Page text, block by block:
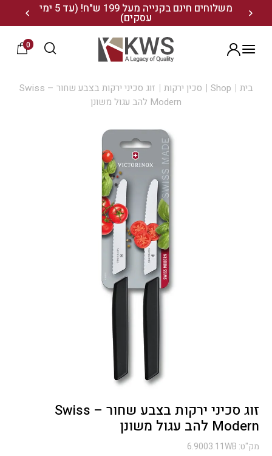
משלוחים חינם בקנייה מעל 199 ש"ח! (עד 5 ימי
עסקים) 20% הנחה על מגוון התיקים השוויצריים לחצו כאן>>
0
בית Shop סכין ירקות
זוג סכיני ירקות בצבע שחור – Swiss
Modern להב עגול משונן
זוג סכיני ירקות בצבע שחור – Swiss
Modern להב עגול משונן
מק"ט: 6.9003.11WB